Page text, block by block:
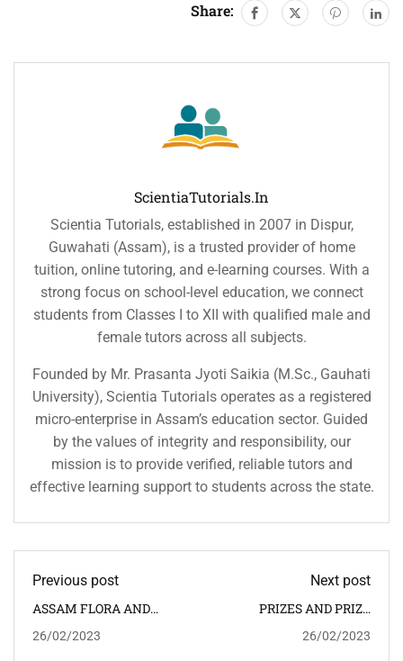
Share:
ScientiaTutorials.in
Scientia Tutorials, established in 2007 in Dispur,
Guwahati (Assam), is a trusted provider of home
tuition, online tutoring, and e-learning courses. With a
strong focus on school-level education, we connect
students from Classes I to XII with qualified male and
female tutors across all subjects.
Founded by Mr. Prasanta Jyoti Saikia (M.Sc., Gauhati
University), Scientia Tutorials operates as a registered
micro-enterprise in Assam’s education sector. Guided
by the values of integrity and responsibility, our
mission is to provide verified, reliable tutors and
effective learning support to students across the state.
Previous post
ASSAM FLORA AND
প্ৰাণীকুল
26/02/2023
Next post
PRIZES AND PRIZE
অসমৰ বঁটা আৰু বঁটা বিজয়ী সকল
26/02/2023